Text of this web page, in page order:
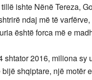
ishte Nënë Tereza,
ndaj më të
është forca më e
2016, miliona sy
shqiptare, një motër